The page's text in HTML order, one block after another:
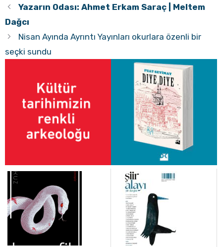
Yazarın Odası: Ahmet Erkam Saraç | Meltem
Dağcı
Nisan Ayında Ayrıntı Yayınları okurlara özenli bir
seçki sundu